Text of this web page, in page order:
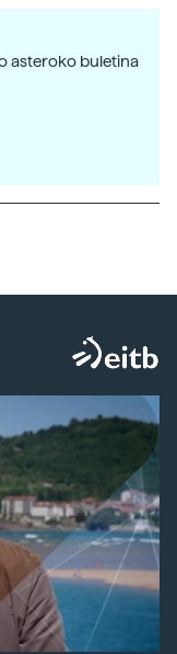
asteroko buletina